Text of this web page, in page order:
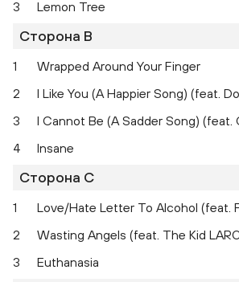
Twelve Carat
3
Lemon Tree
Сторона B
1 Wrapped Around Your Finger
2
I Like You (A Happier Song) (feat.
3
I Cannot Be (A Sadder Song) (feat.
4
Insane
Сторона C
1 Love/Hate Letter To Alcohol (feat.
2
Wasting Angels (feat. The Kid
3
Euthanasia